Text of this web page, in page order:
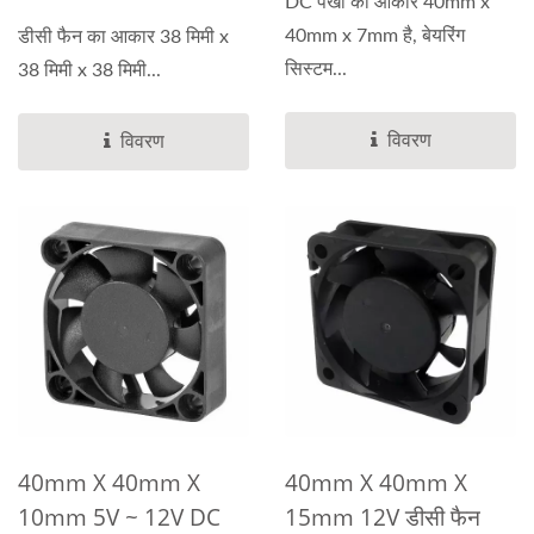
डीसी फैन का आकार 38 मिमी x
38 मिमी x 38 मिमी...
विवरण
40mm x 7mm है, बेयरिंग
सिस्टम...
विवरण
40mm X 40mm X
10mm 5V ~ 12V DC
40mm X 40mm X
15mm 12V डीसी फैन